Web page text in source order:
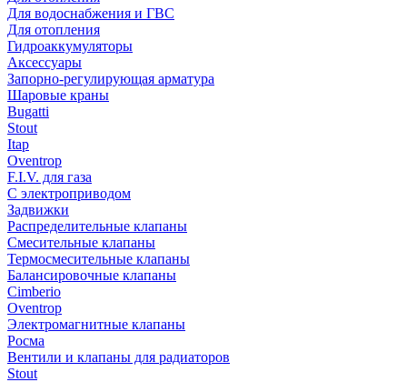
Для водоснабжения и ГВС
Для отопления
Гидроаккумуляторы
Аксессуары
Запорно-регулирующая арматура
Шаровые краны
Bugatti
Stout
Itap
Oventrop
F.I.V. для газа
С электроприводом
Задвижки
Распределительные клапаны
Cмесительные клапаны
Термосмесительные клапаны
Балансировочные клапаны
Cimberio
Oventrop
Электромагнитные клапаны
Росма
Вентили и клапаны для радиаторов
Stout